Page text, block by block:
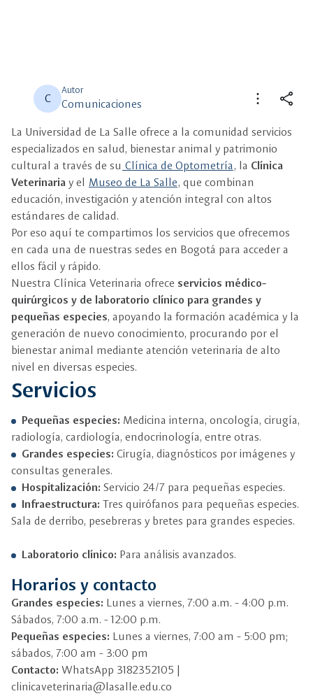
C
Autor
Comunicaciones more_vert share
Compartir close
Seleccione un filtro close
descriptionDescripción
view_carouselMultimedia
La Universidad de La Salle ofrece a la comunidad servicios
especializados en salud, bienestar animal y patrimonio
cultural a través de su Clínica de Optometría, la Clínica
Veterinaria y el Museo de La Salle, que combinan
educación, investigación y atención integral con altos
estándares de calidad.
Por eso aquí te compartimos los servicios que ofrecemos
en cada una de nuestras sedes en Bogotá para acceder a
ellos fácil y rápido.
Nuestra Clínica Veterinaria ofrece servicios médico-
quirúrgicos y de laboratorio clínico para grandes y
pequeñas especies, apoyando la formación académica y la
generación de nuevo conocimiento, procurando por el
bienestar animal mediante atención veterinaria de alto
nivel en diversas especies.
Servicios
Pequeñas especies: Medicina interna, oncología, cirugía,
radiología, cardiología, endocrinología, entre otras.
Grandes especies: Cirugía, diagnósticos por imágenes y
consultas generales.
Hospitalización: Servicio 24/7 para pequeñas especies.
Infraestructura: Tres quirófanos para pequeñas especies.
Sala de derribo, pesebreras y bretes para grandes especies.
Laboratorio clínico: Para análisis avanzados.
Horarios y contacto
Grandes especies: Lunes a viernes, 7:00 a.m. - 4:00 p.m.
Sábados, 7:00 a.m. - 12:00 p.m.
Pequeñas especies: Lunes a viernes, 7:00 am - 5:00 pm;
sábados, 7:00 am - 3:00 pm
Contacto: WhatsApp 3182352105 |
clinicaveterinaria@lasalle.edu.co